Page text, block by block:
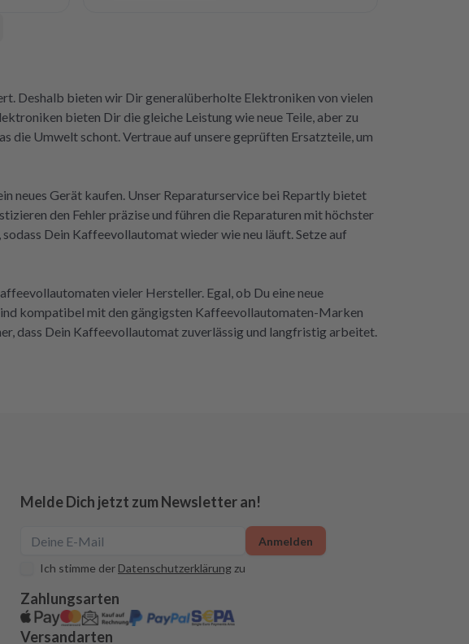
Deshalb bieten wir Dir generalüberholte Elektroniken von vielen
bieten Dir die gleiche Leistung wie neue Teile, aber zu
die Umwelt schont. Vertraue auf unsere geprüften Ersatzteile, um
neues Gerät kaufen. Unser Reparaturservice bei Repartly bietet
den Fehler präzise und führen die Reparaturen mit höchster
Dein Kaffeevollautomat wieder wie neu läuft. Setze auf
vieler Hersteller. Egal, ob Du eine neue
kompatibel mit den gängigsten Kaffeevollautomaten-Marken
dass Dein Kaffeevollautomat zuverlässig und langfristig arbeitet.
Melde Dich jetzt zum Newsletter an!
Ich stimme der Datenschutzerklärung zu
Anmelden
Zahlungsarten
Versandarten